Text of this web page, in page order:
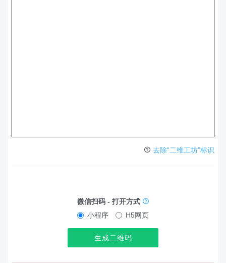
去除“二维工坊”标识
微信扫码 - 打开方式
小程序
H5网页
生成二维码